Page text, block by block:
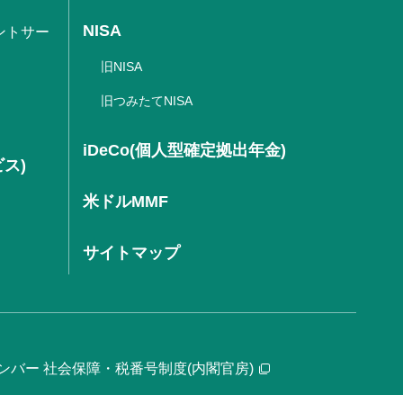
トサー
ス)
NISA
旧NISA
旧つみたてNISA
iDeCo(個人型確定拠出年金)
米ドルMMF
サイトマップ
バー 社会保障・税番号制度(内閣官房)